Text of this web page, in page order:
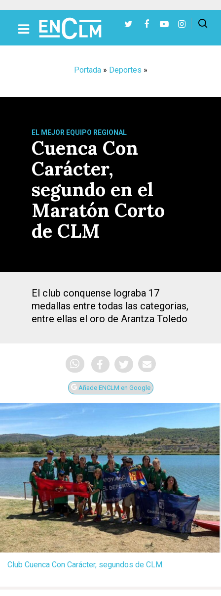
Portada» Deportes »
EL MEJOR EQUIPO REGIONAL
Cuenca Con
Carácter,
segundo en el
Maratón Corto
de CLM
El club conquense lograba 17
medallas entre todas las categorias,
entre ellas el oro de Arantza Toledo
Añade ENCLM en Google
Club Cuenca Con Carácter, segundos de CLM.